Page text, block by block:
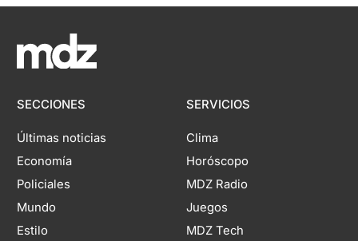
SECCIONES
Últimas noticias
Economía
Policiales
Mundo
Estilo
SERVICIOS
Clima
Horóscopo
MDZ Radio
Juegos
MDZ Tech